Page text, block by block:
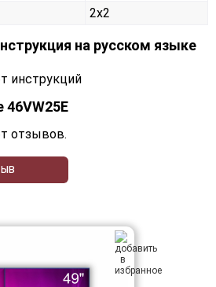
2x2
на русском языке
инструкций
46VW25E
отзывов.